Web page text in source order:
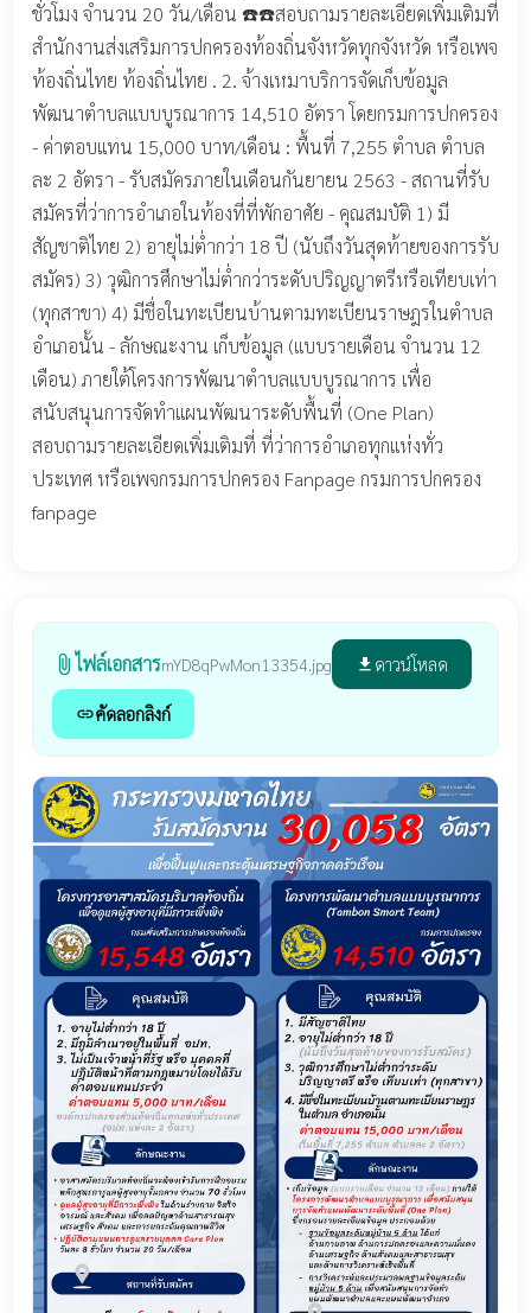
ชั่วโมง จำนวน 20 วัน/เดือน ☎️☎️สอบถามรายละเอียดเพิ่มเติมที่
สำนักงานส่งเสริมการปกครองท้องถิ่นจังหวัดทุกจังหวัด หรือเพจ
ท้องถิ่นไทย ท้องถิ่นไทย . 2. จ้างเหมาบริการจัดเก็บข้อมูล
พัฒนาตำบลแบบบูรณาการ 14,510 อัตรา โดยกรมการปกครอง
- ค่าตอบแทน 15,000 บาท/เดือน : พื้นที่ 7,255 ตำบล ตำบล
ละ 2 อัตรา - รับสมัครภายในเดือนกันยายน 2563 - สถานที่รับ
สมัครที่ว่าการอำเภอในท้องที่ที่พักอาศัย - คุณสมบัติ 1) มี
สัญชาติไทย 2) อายุไม่ต่ำกว่า 18 ปี (นับถึงวันสุดท้ายของการรับ
สมัคร) 3) วุฒิการศึกษาไม่ต่ำกว่าระดับปริญญาตรีหรือเทียบเท่า
(ทุกสาขา) 4) มีชื่อในทะเบียนบ้านตามทะเบียนราษฎรในตำบล
อำเภอนั้น - ลักษณะงาน เก็บข้อมูล (แบบรายเดือน จำนวน 12
เดือน) ภายใต้โครงการพัฒนาตำบลแบบบูรณาการ เพื่อ
สนับสนุนการจัดทำแผนพัฒนาระดับพื้นที่ (One Plan)
สอบถามรายละเอียดเพิ่มเติมที่ ที่ว่าการอำเภอทุกแห่งทั่ว
ประเทศ หรือเพจกรมการปกครอง Fanpage กรมการปกครอง
fanpage
attach_file ไฟล์เอกสารmYD8qPwMon13354.jpg file_download ดาวน์โหลด
linkคัดลอกลิงก์